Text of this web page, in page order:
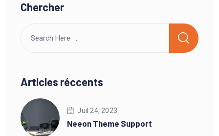
Chercher
Articles réccents
Juil 24, 2023
Neeon Theme Support